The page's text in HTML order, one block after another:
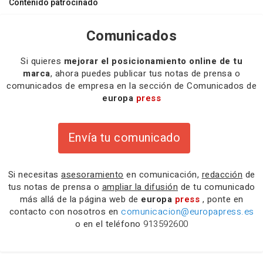
Contenido patrocinado
Comunicados
Si quieres mejorar el posicionamiento online de tu
marca, ahora puedes publicar tus notas de prensa o
comunicados de empresa en la sección de Comunicados de
europa press
Envía tu comunicado
Si necesitas asesoramiento en comunicación, redacción de
tus notas de prensa o ampliar la difusión de tu comunicado
más allá de la página web de europa press , ponte en
contacto con nosotros en comunicacion@europapress.es
o en el teléfono 913592600